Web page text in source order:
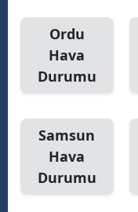
Ordu
Hava
Durumu
Samsun
Hava
Durumu